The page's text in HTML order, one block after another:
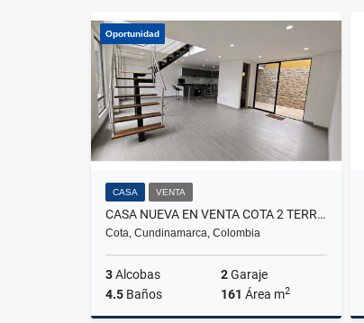
Oportunidad
CASA VENTA
CASA NUEVA EN VENTA COTA 2 TERRAZAS
Cota, Cundinamarca, Colombia
3Alcobas 2Garaje
4.5 Baños 161 Área m2